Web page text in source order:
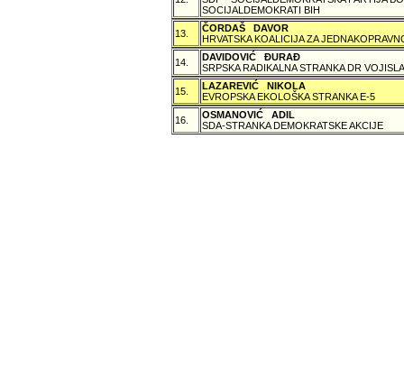
SOCIJALDEMOKRATI BIH
13.
ČORDAŠ DAVOR
HRVATSKA KOALICIJA ZA
14.
DAVIDOVIĆ ÐURAÐ
SRPSKA RADIKALNA STRANKA DR
15.
LAZAREVIĆ NIKOLA
EVROPSKA EKOLOŠKA STRANKA E-5
16.
OSMANOVIĆ ADIL
SDA-STRANKA DEMOKRATSKE AKCIJE